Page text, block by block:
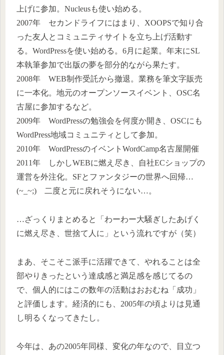
上げに参加。Nucleusも使い始める。
2007年 セカンドライフにはまり、XOOPSで知り合
った友人とコミュニティサイトを立ち上げ活動す
る。WordPressを使い始める。6月に起業。年末にSL
本執筆参加で出版の夢を部分的ながら果たす。
2008年 WEB制作受託から撤退。業務を筆文字販売
に一本化。地元のオープンソースイベント、OSC名
古屋に参加するなど。
2009年 WordPressの勉強会を何度か開き、OSCにも
WordPress地域コミュニティとして参加。
2010年 WordPressのイベントWordCamp名古屋開催
2011年 しかしWEBに燃え尽き、自社ECショップの
運営を外注化。SFとファンタジーの世界へ回帰…
(~_~;) 二度と元に戻れそうにない…。
…ざっくりまとめると「わーわー大騒ぎしたあげく
に燃え尽き、世捨て人に」という流れですが（笑）
まあ、そこそこ派手に活躍できて、やれることは全
部やりきったという達成感と満足感を感じてるの
で、個人的にはこの数年の活動はおおむね「成功」
と評価します。経済的にも、2005年の頃よりは見通
し明るくなってきたし。
今年は、あの2005年同様、変化の年なので、目立つ